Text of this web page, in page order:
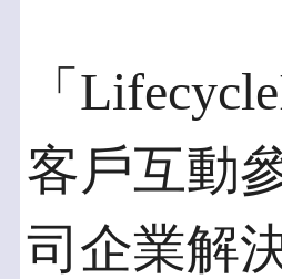
「
客戶互動
司企業解